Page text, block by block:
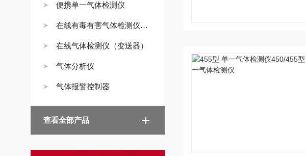
便携单一气体检测仪
在线有毒有害气体检测仪（变送器）
在线气体检测仪（变送器）
气体分析仪
气体报警控制器
查看全部产品